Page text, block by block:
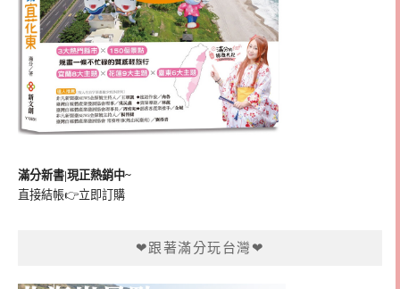
滿分新書|現正熱銷中~
直接結帳👉立即訂購
❤跟著滿分玩台灣❤